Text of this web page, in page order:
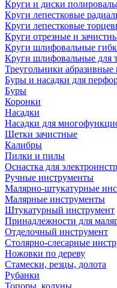
Круги и диски
Круги лепестковые
Круги лепестковые
Круги отрезные и
Круги шлифовальные
Круги шлифовальные для
Треугольники
Буры и насадки для
Буры
Коронки
Насадки
Насадки для
Щетки зачистные
Калибры
Пилки и пилы
Оснастка для
Ручные инструменты
Малярно-штукатурные
Малярные инструменты
Штукатурный инструмент
Принадлежности для
Отделочный инструмент
Столярно-слесарные
Ножовки по дереву
Стамески, резцы, долота
Рубанки
Топоры, колуны